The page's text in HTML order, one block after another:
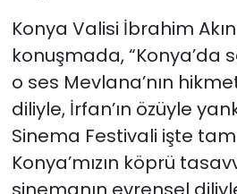
Konya Valisi İbrahim
konuşmada, “Konya’da
o ses Mevlana’nın
diliyle, İrfan’ın özüyle
Sinema Festivali işte
Konya’mızın köprü